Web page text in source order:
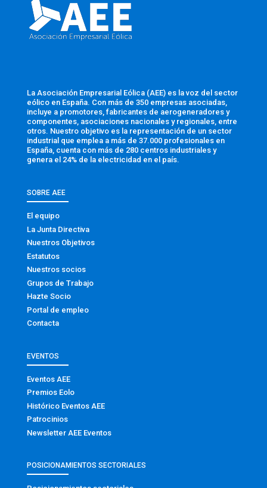
La Asociación Empresarial Eólica (AEE) es la voz del sector
eólico en España. Con más de 350 empresas asociadas,
incluye a promotores, fabricantes de aerogeneradores y
componentes, asociaciones nacionales y regionales, entre
otros. Nuestro objetivo es la representación de un sector
industrial que emplea a más de 37.000 profesionales en
España, cuenta con más de 280 centros industriales y
genera el 24% de la electricidad en el país.
SOBRE AEE
El equipo
La Junta Directiva
Nuestros Objetivos
Estatutos
Nuestros socios
Grupos de Trabajo
Hazte Socio
Portal de empleo
Contacta
EVENTOS
Eventos AEE
Premios Eolo
Histórico Eventos AEE
Patrocinios
Newsletter AEE Eventos
POSICIONAMIENTOS SECTORIALES